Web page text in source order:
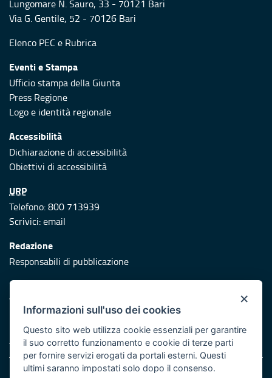
Lungomare N. Sauro, 33 - 70121 Bari
Via G. Gentile, 52 - 70126 Bari
Elenco PEC e Rubrica
Eventi e Stampa
Ufficio stampa della Giunta
Press Regione
Logo e identità regionale
Accessibilità
Dichiarazione di accessibilità
Obiettivi di accessibilità
URP
Telefono: 800 713939
Scrivici:email
Redazione
Responsabili di pubblicazione
Protezione civile
Vai al sito di Protezione Civile Puglia
Iniziativa finanziata con risorse del POR Puglia 2014/2020 -
Asse XI
Note legali
×
Informazioni sull'uso dei cookies
Questo sito web utilizza cookie essenziali per garantire
il suo corretto funzionamento e cookie di terze parti
per fornire servizi erogati da portali esterni. Questi
ultimi saranno impostati solo dopo il consenso.